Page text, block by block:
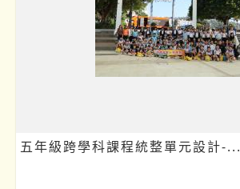
五年級跨學科課程統整單元設計-...